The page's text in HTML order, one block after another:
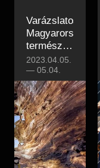
Varázslatos
Magyarország
természetfotó
kiállítás
2023.04.05.
— 05.04.